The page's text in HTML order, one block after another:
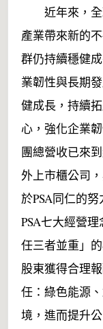
近年來，
產業帶來新的
群仍持續穩健
業韌性與長期
健成長，持續
心，強化企業
團總營收已來
外上市櫃公司
於PSA同仁的
PSA七大經營
任三者並重」
股東獲得合理
任：綠色能源
境，進而提升